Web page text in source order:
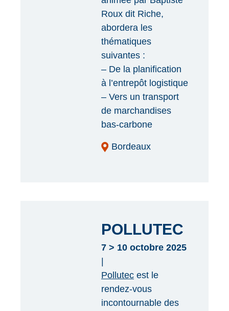
Roux dit Riche,
abordera les
thématiques
suivantes :
– De la planification
à l’entrepôt logistique
– Vers un transport
de marchandises
bas-carbone
Bordeaux
POLLUTEC
7 > 10 octobre 2025
Pollutec est le
rendez-vous
incontournable des